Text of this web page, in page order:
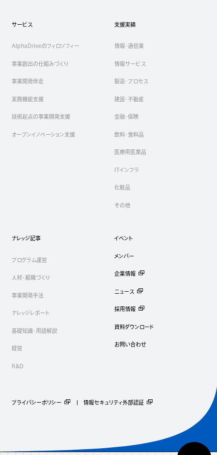
サービス
AlphaDriveのフィロソフィー
事業創出の仕組みづくり
事業開発伴走
実務機能支援
技術起点の事業開発支援
オープンイノベーション支援
支援実績
情報・通信業
情報サービス
製造・プロセス
建設・不動産
金融・保険
飲料・食料品
医療用医薬品
ITインフラ
化粧品
その他
ナレッジ記事
プログラム運営
人材・組織づくり
事業開発手法
ナレッジレポート
基礎知識・用語解説
経営
R&D
イベント
メンバー
企業情報
ニュース
採用情報
資料ダウンロード
お問い合わせ
プライバシーポリシー 情報セキュリティ外部認証